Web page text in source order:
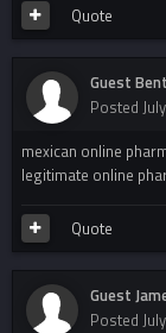
Quote
Guest
Posted
mexican online
legitimate online
Quote
Guest
Posted